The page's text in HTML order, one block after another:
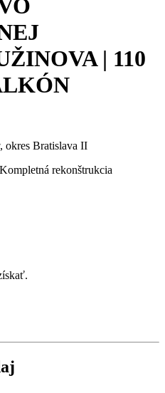
| 110
okres Bratislava II
Kompletná rekonštrukcia